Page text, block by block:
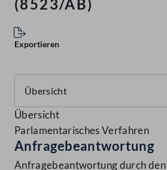
(8523/AB)
Exportieren
Übersicht
Parlamentarisches Verfahren
Anfragebeantwortung
Anfragebeantwortung durch